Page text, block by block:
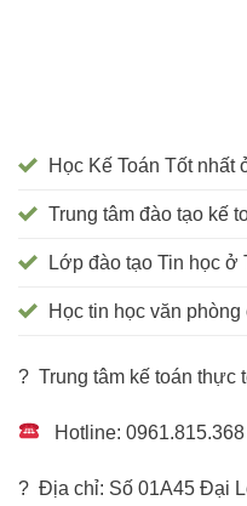
Học Kế Toán Tốt nhất
Trung tâm đào tạo kế
Lớp đào tạo Tin học ở
Học tin học văn
? Trung tâm kế toán thực
Hotline:
? Địa chỉ: Số 01A45 Đại